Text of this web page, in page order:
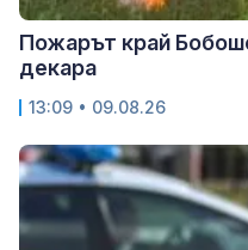
Пожарът край
декара
13:09 • 09.08.26